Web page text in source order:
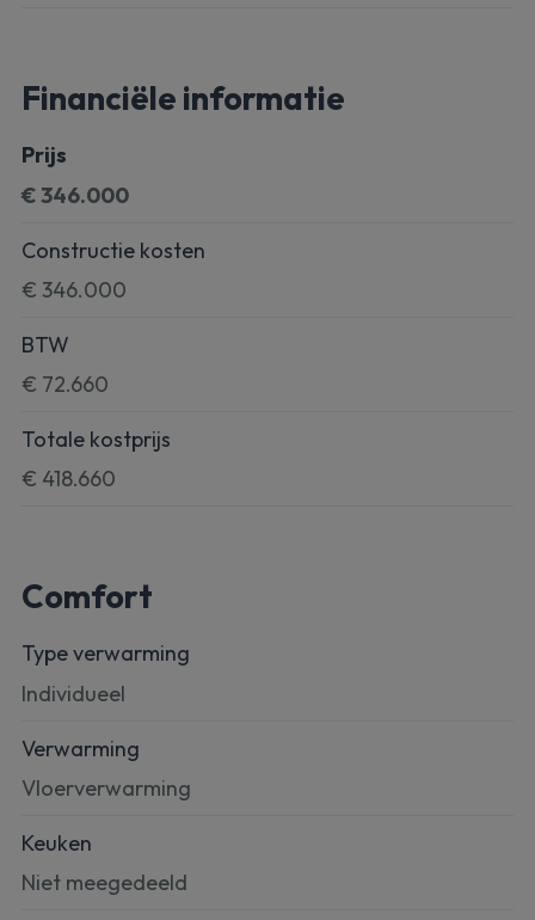
Financiële informatie
Prijs
€ 346.000
Constructie kosten
€ 346.000
BTW
€ 72.660
Totale kostprijs
€ 418.660
Comfort
Type verwarming
Individueel
Verwarming
Vloerverwarming
Keuken
Niet meegedeeld